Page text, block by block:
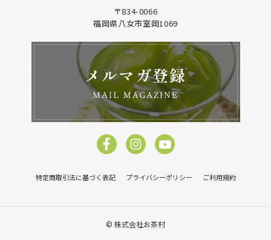
〒834-0066
福岡県八女市室岡1069
特定商取引法に基づく表記 プライバシーポリシー ご利用規約
© 株式会社お茶村